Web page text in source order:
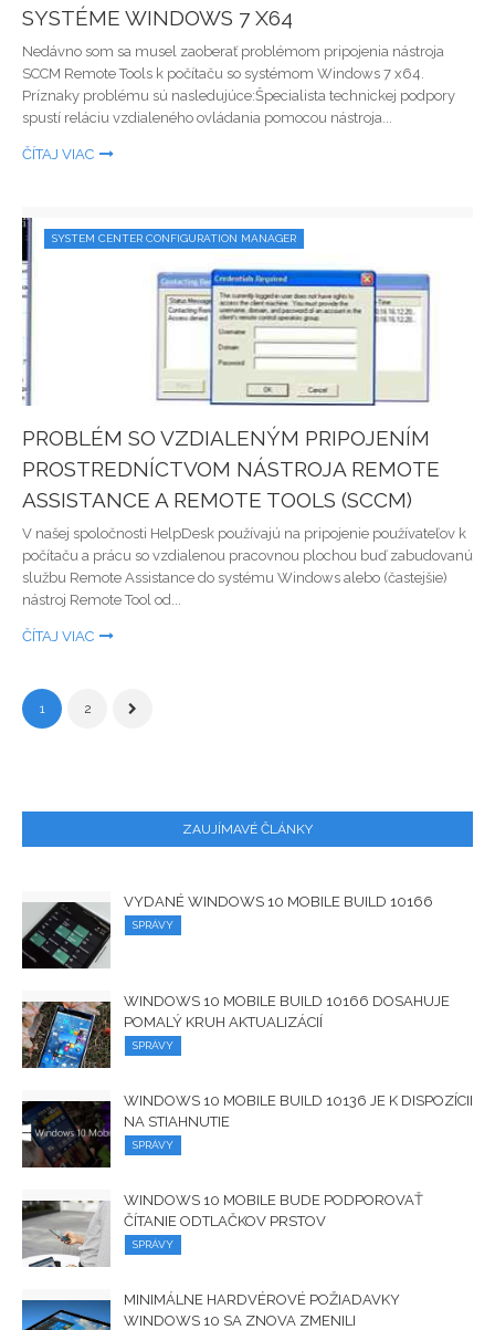
SYSTÉME WINDOWS 7 X64
Nedávno som sa musel zaoberať problémom pripojenia nástroja
SCCM Remote Tools k počítaču so systémom Windows 7 x64.
Príznaky problému sú nasledujúce:Špecialista technickej podpory
spustí reláciu vzdialeného ovládania pomocou nástroja...
ČÍTAJ VIAC
SYSTEM CENTER CONFIGURATION MANAGER
PROBLÉM SO VZDIALENÝM PRIPOJENÍM
PROSTREDNÍCTVOM NÁSTROJA REMOTE
ASSISTANCE A REMOTE TOOLS (SCCM)
V našej spoločnosti HelpDesk používajú na pripojenie používateľov k
počítaču a prácu so vzdialenou pracovnou plochou buď zabudovanú
službu Remote Assistance do systému Windows alebo (častejšie)
nástroj Remote Tool od...
ČÍTAJ VIAC
1 2
ZAUJÍMAVÉ ČLÁNKY
VYDANÉ WINDOWS 10 MOBILE BUILD 10166
SPRÁVY
WINDOWS 10 MOBILE BUILD 10166 DOSAHUJE
POMALÝ KRUH AKTUALIZÁCIÍ
SPRÁVY
WINDOWS 10 MOBILE BUILD 10136 JE K DISPOZÍCII
NA STIAHNUTIE
SPRÁVY
WINDOWS 10 MOBILE BUDE PODPOROVAŤ
ČÍTANIE ODTLAČKOV PRSTOV
SPRÁVY
MINIMÁLNE HARDVÉROVÉ ​​POŽIADAVKY
WINDOWS 10 SA ZNOVA ZMENILI